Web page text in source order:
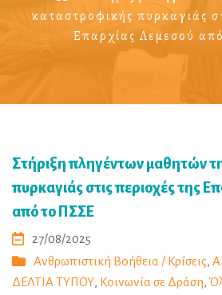
καταστροφικής πυρκαγιάς
Επαρχίας Λεμεσού
Στήριξη πληγέντων μαθητών
πυρκαγιάς στις περιοχές της
από το ΠΣΣΕ
27/08/2025
Ανθρωπιστική Βοήθεια / Κρίσεις,
ΔΕΛΤΙΑ ΤΥΠΟΥ, Κοινωνία σε Δράση,